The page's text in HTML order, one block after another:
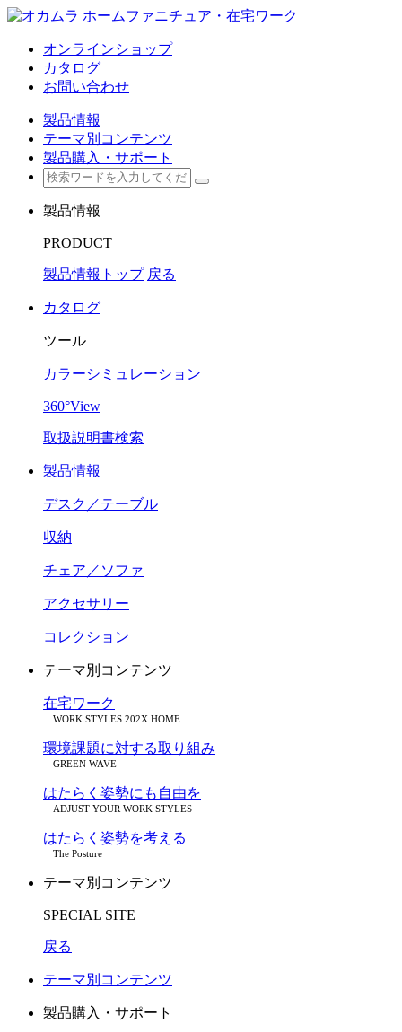
ホームファニチュア・在宅ワーク
オンラインショップ
カタログ
お問い合わせ
製品情報
テーマ別コンテンツ
製品購入・サポート
製品情報
PRODUCT
製品情報トップ 戻る
カタログ
ツール
カラーシミュレーション
360°View
取扱説明書検索
製品情報
デスク／テーブル
収納
チェア／ソファ
アクセサリー
コレクション
テーマ別コンテンツ
在宅ワーク
WORK STYLES 202X HOME
環境課題に対する取り組み
GREEN WAVE
はたらく姿勢にも自由を
ADJUST YOUR WORK STYLES
はたらく姿勢を考える
The Posture
テーマ別コンテンツ
SPECIAL SITE
戻る
テーマ別コンテンツ
製品購入・サポート